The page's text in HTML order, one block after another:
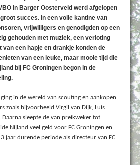
in Barger Oosterveld werd afgelopen
succes. In een volle kantine van
vrijwilligers en genodigden op een
gehouden met muziek, een verloting
van een hapje en drankje konden de
van een leuke, maar mooie tijd die
bij FC Groningen begon in de
in de wereld van scouting en aankopen
zoals bijvoorbeeld Virgil van Dijk, Luis
Daarna sleepte de van preikweker tot
Nijland veel geld voor FC Groningen en
jaar durende periode als directeur van FC